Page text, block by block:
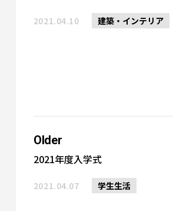
2021.04.10 建築・インテリア
Older
2021年度入学式
2021.04.07 学生生活